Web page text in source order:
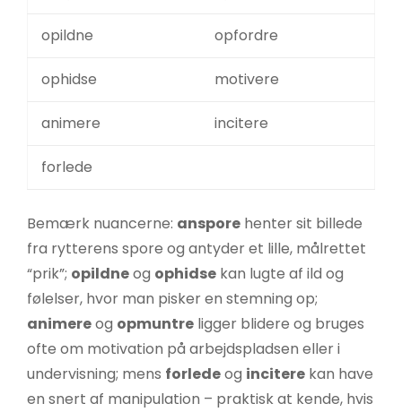
opildne opfordre
ophidse motivere
animere incitere
forlede
Bemærk nuancerne: anspore henter sit billede
fra rytterens spore og antyder et lille, målrettet
“prik”; opildneog ophidse kan lugte af ild og
følelser, hvor man pisker en stemning op;
animereog opmuntre ligger blidere og bruges
ofte om motivation på arbejdspladsen eller i
undervisning; mens forledeog incitere kan have
en snert af manipulation – praktisk at kende, hvis